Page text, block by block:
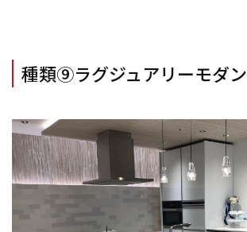
種類⑨ラグジュアリーモダン